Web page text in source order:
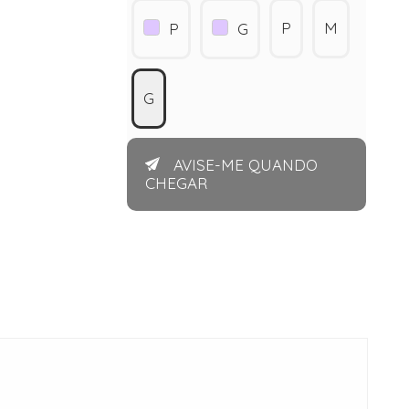
P G P M
G
AVISE-ME QUANDO
CHEGAR